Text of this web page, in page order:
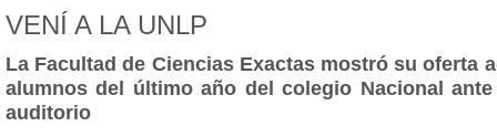
VENÍ A LA UNLP
La Facultad de Ciencias Exactas mostró su oferta
alumnos del último año del colegio Nacional
auditorio